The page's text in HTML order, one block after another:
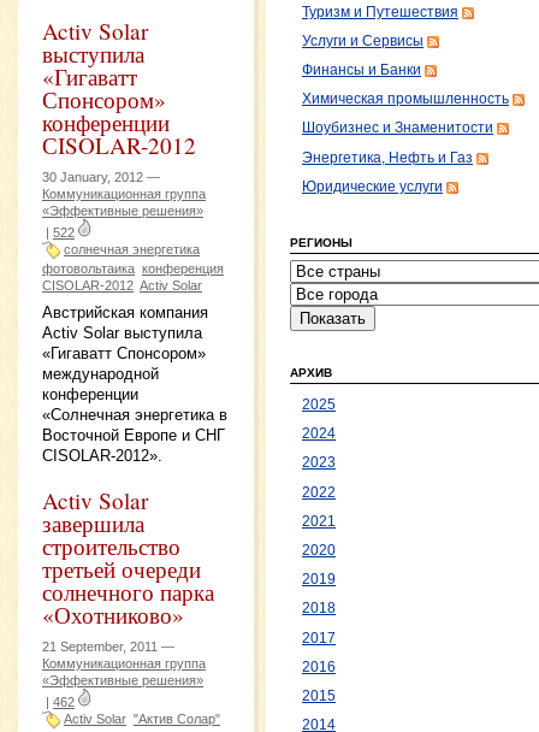
Activ Solar
выступила
«Гигаватт
Спонсором»
конференции
СISOLAR-2012
30 January, 2012 —
Коммуникационная группа
«Эффективные решения»
522
солнечная энергетика
фотовольтаика конференция
СISOLAR-2012 Activ Solar
Австрийская компания
Activ Solar выступила
«Гигаватт Спонсором»
международной
конференции
«Солнечная энергетика в
Восточной Европе и СНГ
CISOLAR-2012».
Activ Solar
завершила
строительство
третьей очереди
солнечного парка
«Охотниково»
21 September, 2011 —
Коммуникационная группа
«Эффективные решения»
| 462
Activ Solar "Актив Солар"
Туризм и Путешествия
Услуги и Сервисы
Финансы и Банки
Химическая промышленность
Шоубизнес и Знаменитости
Энергетика, Нефть и Газ
Юридические услуги
РЕГИОНЫ
АРХИВ
2025
2024
2023
2022
2021
2020
2019
2018
2017
2016
2015
2014